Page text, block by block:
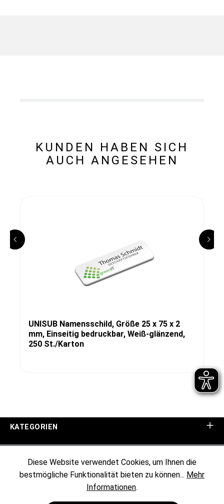
KUNDEN HABEN SICH
AUCH ANGESEHEN
UNISUB Namensschild, Größe 25 x 75 x 2
mm, Einseitig bedruckbar, Weiß-glänzend,
250 St./Karton
KATEGORIEN
KUNDENINFORMATIONEN
Diese Website verwendet Cookies, um Ihnen die
bestmögliche Funktionalität bieten zu können... Mehr
Informationen.